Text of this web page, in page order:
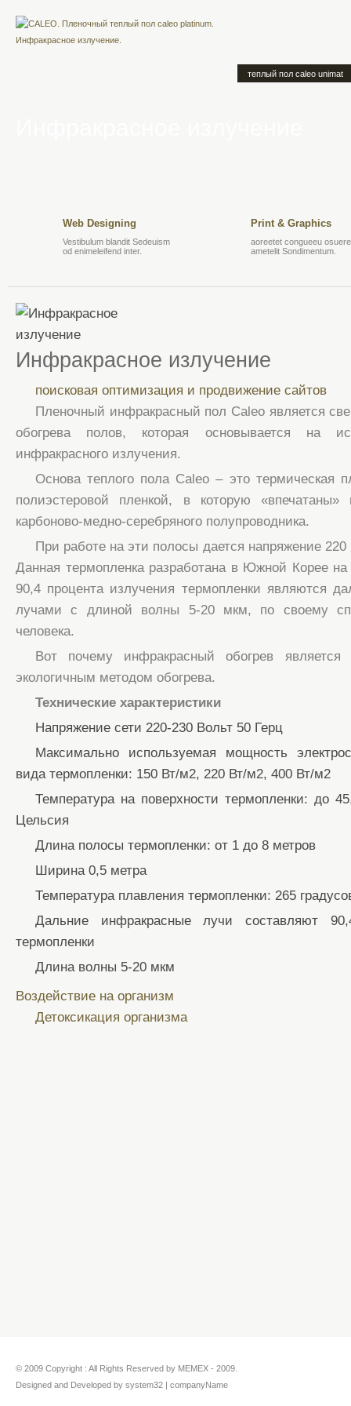
теплый пол caleo unimat
Web Designing
Vestibulum blandit Sedeuism
od enimeleifend inter.
Print & Graphics
aoreetet congueeu
ametelit Sondimentum.
Инфракрасное излучение
поисковая оптимизация и продвижение сайтов
Пленочный инфракрасный пол Caleo является
обогрева полов, которая основывается на
инфракрасного излучения.
Основа теплого пола Caleo – это термическая
полиэстеровой пленкой, в которую
карбоново-медно-серебряного полупроводника.
При работе на эти полосы дается напряжение 220
Данная термопленка разработана в Южной Корее на
90,4 процента излучения термопленки являются
лучами с длиной волны 5-20 мкм, по своему
человека.
Вот почему инфракрасный обогрев
экологичным методом обогрева.
Технические характеристики
Напряжение сети 220-230 Вольт 50 Герц
Максимально используемая мощность
вида термопленки: 150 Вт/м2, 220 Вт/м2, 400 Вт/м2
Температура на поверхности термопленки: до
Цельсия
Длина полосы термопленки: от 1 до 8 метров
Ширина 0,5 метра
Температура плавления термопленки: 265
Дальние инфракрасные лучи составляют
термопленки
Длина волны 5-20 мкм
Воздействие на организм
Детоксикация организма
© 2009 Copyright : All Rights Reserved by MEMEX - 2009.
Designed and Developed by system32 | companyName